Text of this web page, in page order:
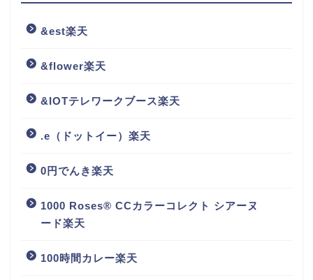
&est楽天
&flower楽天
&IOTテレワークブース楽天
.e（ドットイー）楽天
0円でんき楽天
1000 Roses® CCカラーコレクト シアーヌ
ード楽天
100時間カレー楽天